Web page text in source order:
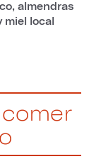
almendras
miel local